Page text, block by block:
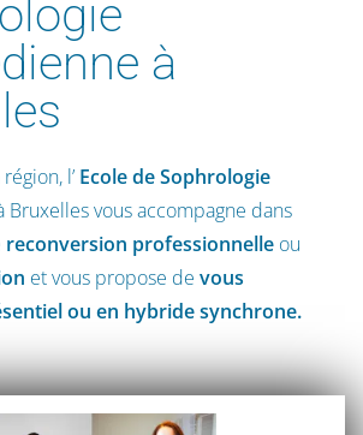
à
l’ Ecole de Sophrologie
Bruxelles vous accompagne dans
reconversion professionnelle ou
et vous propose devous
ou en hybride synchrone.